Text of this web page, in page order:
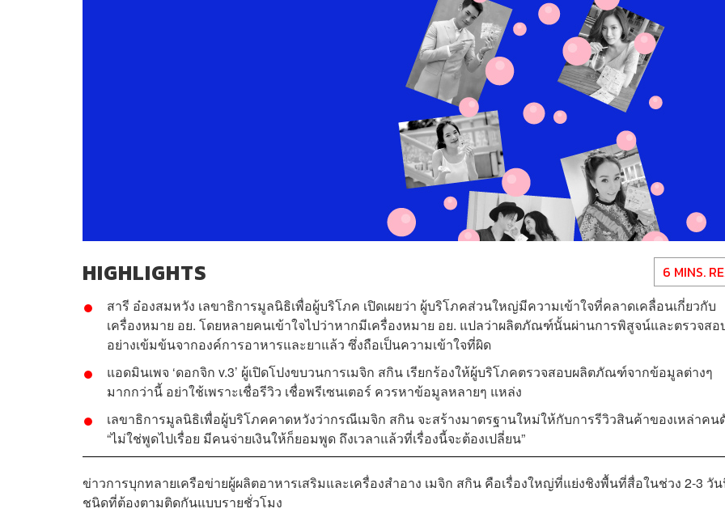
HIGHLIGHTS 6 MINS.
สารี อ๋องสมหวัง เลขาธิการมูลนิธิเพื่อผู้บริโภค เปิดเผยว่า ผู้บริโภคส่วนใหญ่มีความเข้าใจที่คลาดเคลื่อนเกี่ยวกับ
เครื่องหมาย อย. โดยหลายคนเข้าใจไปว่าหากมีเครื่องหมาย อย. แปลว่าผลิตภัณฑ์นั้นผ่านการพิสูจน์และตรวจสอ
อย่างเข้มข้นจากองค์การอาหารและยาแล้ว ซึ่งถือเป็นความเข้าใจที่ผิด
แอดมินเพจ ‘ดอกจิก v.3’ ผู้เปิดโปงขบวนการเมจิก สกิน เรียกร้องให้ผู้บริโภคตรวจสอบผลิตภัณฑ์จากข้อมูลต่างๆ
มากกว่านี้ อย่าใช้เพราะเชื่อรีวิว เชื่อพรีเซนเตอร์ ควรหาข้อมูลหลายๆ แหล่ง
เลขาธิการมูลนิธิเพื่อผู้บริโภคคาดหวังว่ากรณีเมจิก สกิน จะสร้างมาตรฐานใหม่ให้กับการรีวิวสินค้าของเหล่าคน
“ไม่ใช่พูดไปเรื่อย มีคนจ่ายเงินให้ก็ยอมพูด ถึงเวลาแล้วที่เรื่องนี้จะต้องเปลี่ยน”
ข่าวการบุกทลายเครือข่ายผู้ผลิตอาหารเสริมและเครื่องสำอาง เมจิก สกิน คือเรื่องใหญ่ที่แย่งชิงพื้นที่สื่อในช่วง 2-3 วั
ชนิดที่ต้องตามติดกันแบบรายชั่วโมง